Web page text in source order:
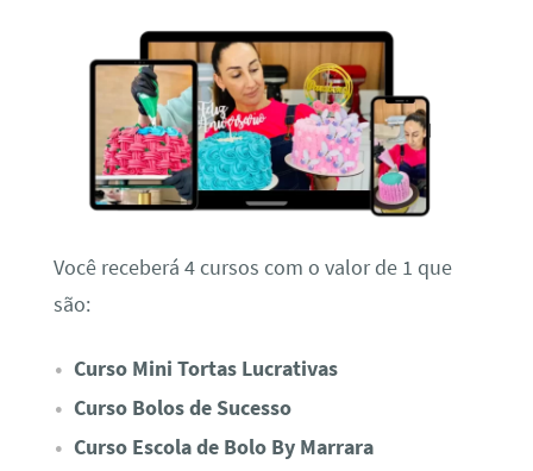
Você receberá 4 cursos com o valor de 1 que
são:
Curso Mini Tortas Lucrativas
Curso Bolos de Sucesso
Curso Escola de Bolo By Marrara